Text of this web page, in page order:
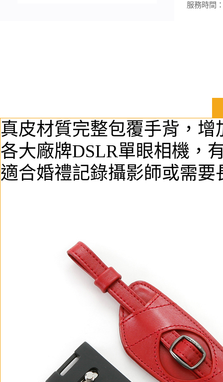
服務時間
真皮材質完整包覆手背，
各大廠牌DSLR單眼相機，
適合婚禮記錄攝影師或需